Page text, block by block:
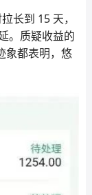
长到 15 天，
。质疑收益的
象都表明，悠